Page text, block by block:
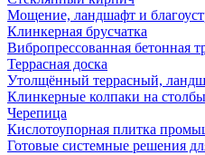
Мощение, ландшафт и
Клинкерная брусчатка
Вибропрессованная бетонная
Террасная доска
Утолщённый террасный,
Клинкерные колпаки на
Черепица
Кислотоупорная плитка
Готовые системные решения